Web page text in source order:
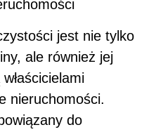
jest nie tylko
ale również jej
nieruchomości.
do